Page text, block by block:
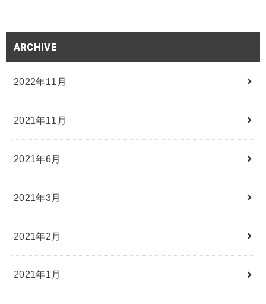
ARCHIVE
2022年11月
2021年11月
2021年6月
2021年3月
2021年2月
2021年1月